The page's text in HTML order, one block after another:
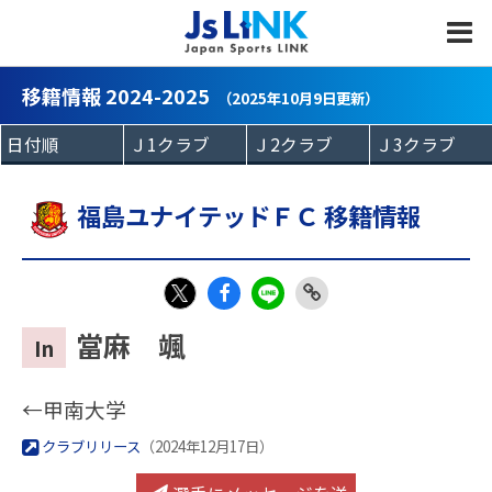
移籍情報 2024-2025 （2025年10月9日更新）
福島ユナイテッドＦＣ 移籍情報
X
In 當麻 颯
←甲南大学
クラブリリース （2024年12月17日）